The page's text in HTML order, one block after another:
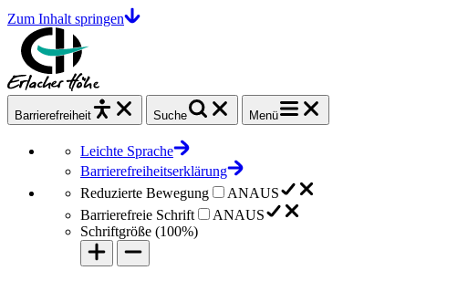
Zum Inhalt springen
Barrierefrei heit Suche Menü
Leichte Sprache
Barrierefreiheitserklärung
Reduzierte Bewegung
ANAUS
Barrierefreie Schrift
ANAUS
Schriftgröße (100%)